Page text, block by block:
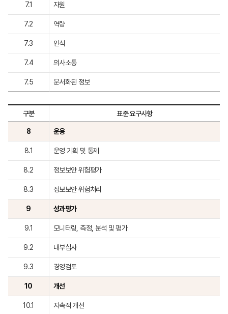
7.1 자원
7.2 역량
7.3 인식
7.4 의사소통
7.5 문서화된 정보
구분 표준 요구사항
8 운용
8.1 운영 기획 및 통제
8.2 정보보안 위험평가
8.3 정보보안 위험처리
9 성과평가
9.1 모니터링, 측정, 분석 및 평가
9.2 내부심사
9.3 경영검토
10 개선
10.1 지속적 개선